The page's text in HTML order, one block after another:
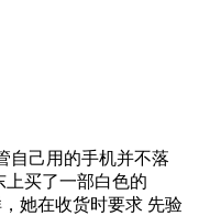
自己用的手机并不落
买了一部白色的
她在收货时要求 先验